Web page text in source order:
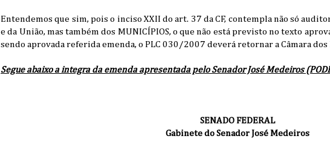
Entendemos que sim, pois o inciso XXII do art. 37 da CF, contempla não só
e da União, mas também dos MUNICÍPIOS, o que não está previsto no texto
sendo aprovada referida emenda, o PLC 030/2007 deverá retornar a Câmara dos
Segue abaixo a integra da emenda apresentada pelo Senador José Medeiros
SENADO FEDERAL
Gabinete do Senador José Medeiros